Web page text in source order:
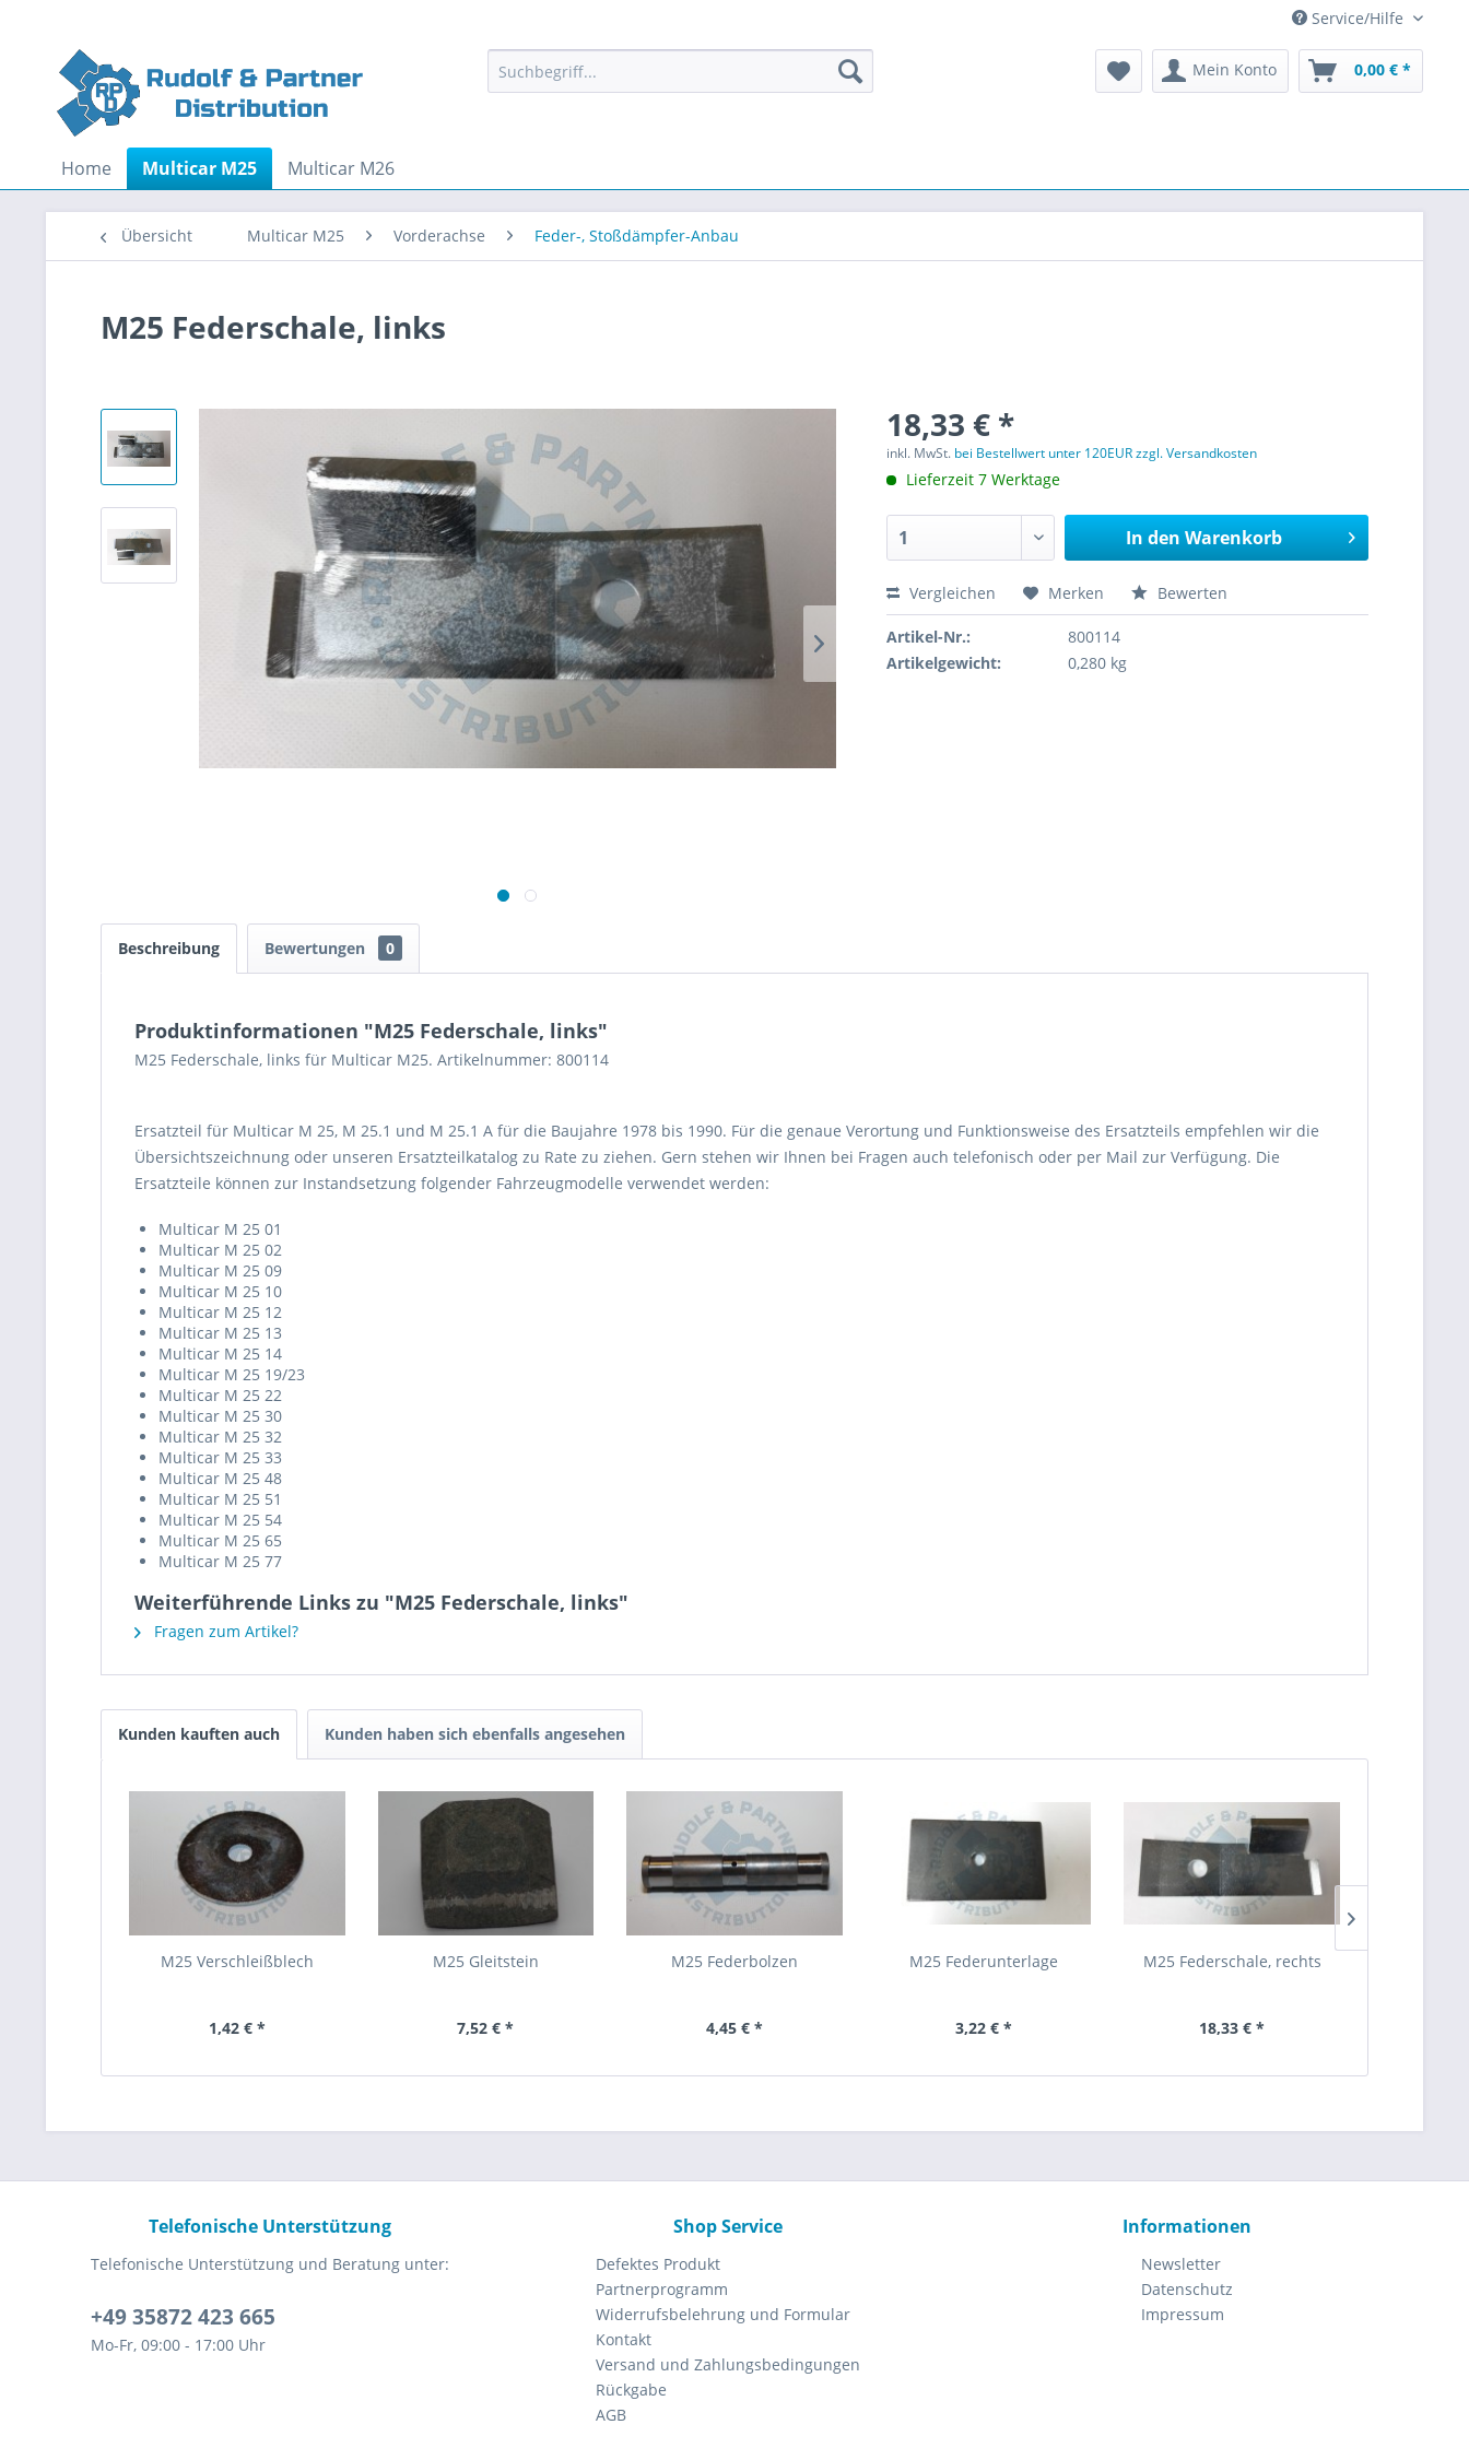
Service/Hilfe
Mein Konto 0,00 € *
Home Multicar M25 Multicar M26
Übersicht Multicar M25 Vorderachse Feder-, Stoßdämpfer-Anbau
M25 Federschale, links
18,33 € *
inkl. MwSt. bei Bestellwert unter 120EUR zzgl. Versandkosten
Lieferzeit 7 Werktage
In den Warenkorb
Vergleichen Merken Bewerten
Artikel-Nr.:
800114
Artikelgewicht:
0,280 kg
Beschreibung Bewertungen 0
Produktinformationen "M25 Federschale, links"
M25 Federschale, links für Multicar M25. Artikelnummer: 800114
Ersatzteil für Multicar M 25, M 25.1 und M 25.1 A für die Baujahre 1978 bis 1990. Für die genaue Verortung und Funktionsweise des Ersatzteils empfehlen wir die
Übersichtszeichnung oder unseren Ersatzteilkatalog zu Rate zu ziehen. Gern stehen wir Ihnen bei Fragen auch telefonisch oder per Mail zur Verfügung. Die
Ersatzteile können zur Instandsetzung folgender Fahrzeugmodelle verwendet werden:
Multicar M 25 01
Multicar M 25 02
Multicar M 25 09
Multicar M 25 10
Multicar M 25 12
Multicar M 25 13
Multicar M 25 14
Multicar M 25 19/23
Multicar M 25 22
Multicar M 25 30
Multicar M 25 32
Multicar M 25 33
Multicar M 25 48
Multicar M 25 51
Multicar M 25 54
Multicar M 25 65
Multicar M 25 77
Weiterführende Links zu "M25 Federschale, links"
Fragen zum Artikel?
Kunden kauften auch Kunden haben sich ebenfalls angesehen
M25 Verschleißblech
1,42 € *
M25 Gleitstein
7,52 € *
M25 Federbolzen
4,45 € *
M25 Federunterlage
3,22 € *
M25 Federschale, rechts
18,33 € *
Telefonische Unterstützung
Telefonische Unterstützung und Beratung unter:
+49 35872 423 665
Mo-Fr, 09:00 - 17:00 Uhr
Shop Service
Defektes Produkt
Partnerprogramm
Widerrufsbelehrung und Formular
Kontakt
Versand und Zahlungsbedingungen
Rückgabe
AGB
Informationen
Newsletter
Datenschutz
Impressum